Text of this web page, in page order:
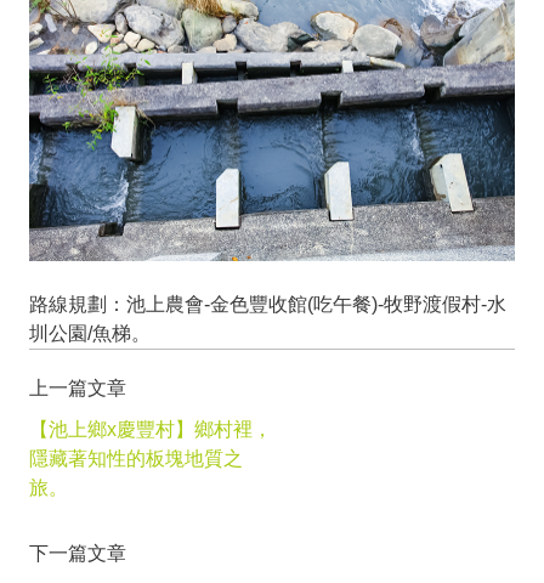
路線規劃：池上農會-金色豐收館(吃午餐)-牧野渡假村-水
圳公園/魚梯。
上一篇文章
【池上鄉x慶豐村】鄉村裡，
隱藏著知性的板塊地質之
旅。
下一篇文章